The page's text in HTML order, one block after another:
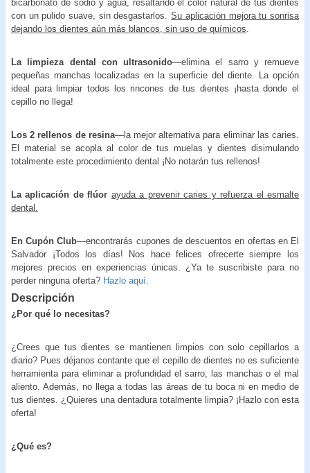
bicarbonato de sodio y agua, resaltando el color natural de tus dientes
con un pulido suave, sin desgastarlos.Su aplicación mejora tu sonrisa
dejando los dientes aún más blancos, sin uso de químicos
La limpieza dental con ultrasonido—elimina el sarro y remueve
pequeñas manchas localizadas en la superficie del diente. La opción
ideal para limpiar todos los rincones de tus dientes ¡hasta donde el
cepillo no llega!
Los 2 rellenos de resina—la mejor alternativa para eliminar las caries.
El material se acopla al color de tus muelas y dientes disimulando
totalmente este procedimiento dental ¡No notarán tus rellenos!
La aplicación de flúor ayuda a prevenir caries y refuerza el esmalte
dental.
En Cupón Club—encontrarás cupones de descuentos en ofertas en El
Salvador ¡Todos los días! Nos hace felices ofrecerte siempre los
mejores precios en experiencias únicas. ¿Ya te suscribiste para no
perder ninguna oferta? Hazlo aquí
Descripción
¿Por qué lo necesitas?
¿Crees que tus dientes se mantienen limpios con solo cepillarlos a
diario? Pues déjanos contante que el cepillo de dientes no es suficiente
herramienta para eliminar a profundidad el sarro, las manchas o el mal
aliento. Además, no llega a todas las áreas de tu boca ni en medio de
tus dientes. ¿Quieres una dentadura totalmente limpia? ¡Hazlo con esta
oferta!
¿Qué es?